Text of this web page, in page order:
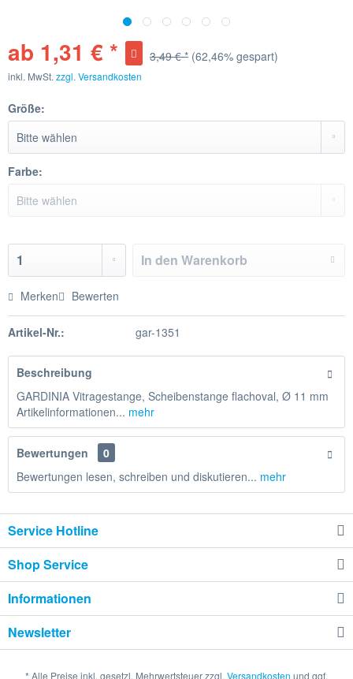
ab 1,31 € * 3,49 € * (62,46% gespart)
inkl. MwSt. zzgl. Versandkosten
Größe:
Farbe:
In den Warenkorb
Merken Bewerten
Artikel-Nr.: gar-1351
Beschreibung
GARDINIA Vitragestange, Scheibenstange flachoval, Ø 11 mm
Artikelinformationen... mehr
Bewertungen
0
Bewertungen lesen, schreiben und diskutieren... mehr
Service Hotline
Shop Service
Informationen
Newsletter
* Alle Preise inkl. gesetzl. Mehrwertsteuer zzgl. Versandkosten und ggf.